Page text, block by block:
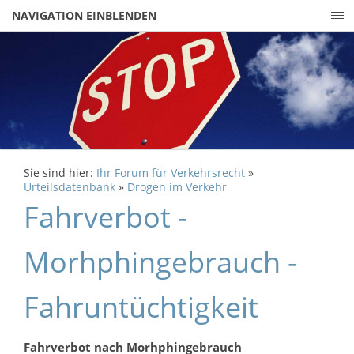
NAVIGATION EINBLENDEN
Sie sind hier: Ihr Forum für Verkehrsrecht »
Urteilsdatenbank » Drogen im Verkehr
Fahrverbot -
Morhphingebrauch -
Fahruntüchtigkeit
Fahrverbot nach Morhphingebrauch